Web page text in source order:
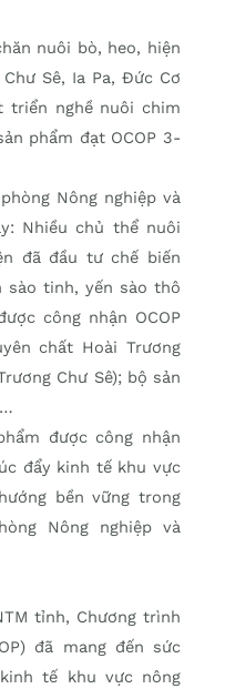
nuôi bò, heo, hiện
Sê, Ia Pa, Đức Cơ
triển nghề nuôi chim
phẩm đạt OCOP 3-
Nông nghiệp và
Nhiều chủ thể nuôi
đã đầu tư chế biến
sào tinh, yến sào thô
công nhận OCOP
chất Hoài Trương
Chư Sê); bộ sản
được công nhận
đẩy kinh tế khu vực
bền vững trong
Nông nghiệp và
tỉnh, Chương trình
đã mang đến sức
tế khu vực nông